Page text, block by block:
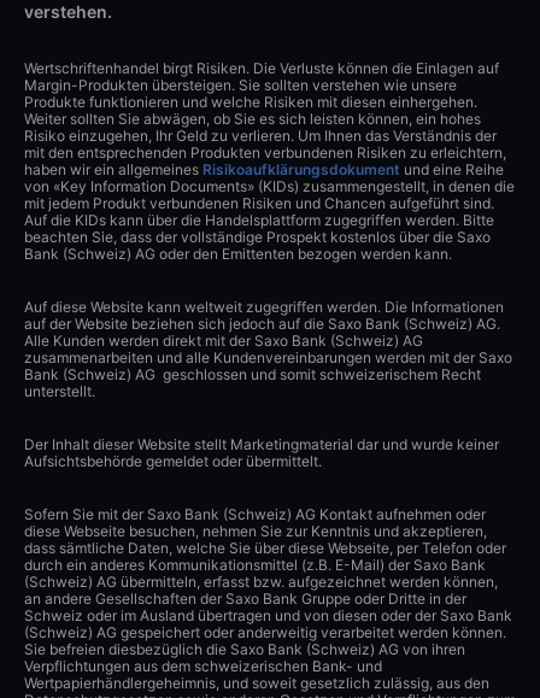
verstehen.
Wertschriftenhandel birgt Risiken. Die Verluste können die Einlagen auf
Margin-Produkten übersteigen. Sie sollten verstehen wie unsere
Produkte funktionieren und welche Risiken mit diesen einhergehen.
Weiter sollten Sie abwägen, ob Sie es sich leisten können, ein hohes
Risiko einzugehen, Ihr Geld zu verlieren. Um Ihnen das Verständnis der
mit den entsprechenden Produkten verbundenen Risiken zu erleichtern,
haben wir ein allgemeines Risikoaufklärungsdokument und eine Reihe
von «Key Information Documents» (KIDs) zusammengestellt, in denen die
mit jedem Produkt verbundenen Risiken und Chancen aufgeführt sind.
Auf die KIDs kann über die Handelsplattform zugegriffen werden. Bitte
beachten Sie, dass der vollständige Prospekt kostenlos über die Saxo
Bank (Schweiz) AG oder den Emittenten bezogen werden kann.
Auf diese Website kann weltweit zugegriffen werden. Die Informationen
auf der Website beziehen sich jedoch auf die Saxo Bank (Schweiz) AG.
Alle Kunden werden direkt mit der Saxo Bank (Schweiz) AG
zusammenarbeiten und alle Kundenvereinbarungen werden mit der Saxo
Bank (Schweiz) AG geschlossen und somit schweizerischem Recht
unterstellt.
Der Inhalt dieser Website stellt Marketingmaterial dar und wurde keiner
Aufsichtsbehörde gemeldet oder übermittelt.
Sofern Sie mit der Saxo Bank (Schweiz) AG Kontakt aufnehmen oder
diese Webseite besuchen, nehmen Sie zur Kenntnis und akzeptieren,
dass sämtliche Daten, welche Sie über diese Webseite, per Telefon oder
durch ein anderes Kommunikationsmittel (z.B. E-Mail) der Saxo Bank
(Schweiz) AG übermitteln, erfasst bzw. aufgezeichnet werden können,
an andere Gesellschaften der Saxo Bank Gruppe oder Dritte in der
Schweiz oder im Ausland übertragen und von diesen oder der Saxo Bank
(Schweiz) AG gespeichert oder anderweitig verarbeitet werden können.
Sie befreien diesbezüglich die Saxo Bank (Schweiz) AG von ihren
Verpflichtungen aus dem schweizerischen Bank- und
Wertpapierhändlergeheimnis, und soweit gesetzlich zulässig, aus den